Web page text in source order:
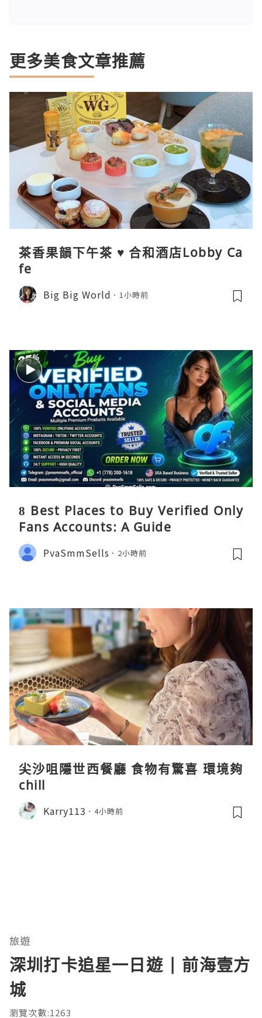
更多美食文章推薦
茶香果韻下午茶 ♥ 合和酒店Lobby Ca
fe
Big Big World 1小時前
8 Best Places to Buy Verified Only
Fans Accounts: A Guide
PvaSmmSells 2小時前
尖沙咀隱世西餐廳 食物有驚喜 環境夠
chill
Karry113 4小時前
旅遊
深圳打卡追星一日遊 | 前海壹方
城
瀏覽次數:1263